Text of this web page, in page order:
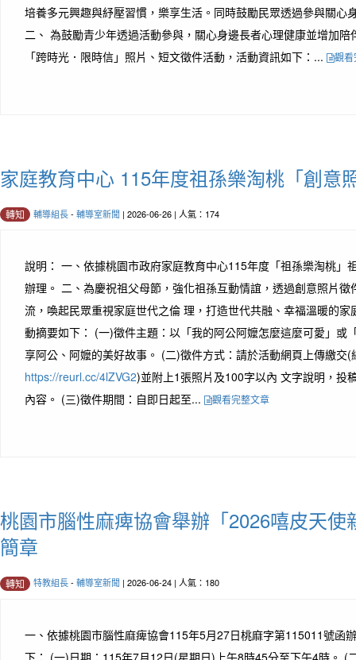
培養多元興趣與紓壓習慣，樂享生活。同時鼓勵民眾透過參與關心
二、 為鼓勵青少年透過活動參與，關心身邊長者心理健康並增加
「跨時光．限時信」照片、短文徵件活動，活動資訊如下：...
觀看
家庭教育中心 115年度祖孫樂淘桃「創意
轉知 輔導組長- 輔導室新聞 | 2026-06-26 | 人氣：174
說明： 一、依據桃園市政府家庭教育中心115年度「祖孫樂淘桃」
辦理。 二、為慶祝祖父母節，強化祖孫互動情誼，透過創意照片徵
流，喚起民眾重視家庭世代之倫 理，打造世代共融、幸福溫暖的家
動摘要如下： (一)徵件主題：以「我的阿公阿嬤怎麼這麼可愛」或
享阿公、阿嬤的美好故事。 (二)徵件方式：請於活動網頁上傳繳交(
https://reurl.cc/4lZVG2)並附上1張照片及100字以內 文字說明，投
內容。 (三)徵件期間：自即日起至...
觀看完整文章
桃園市腦性麻痺協會舉辦「2026嘻皮天使
簡章
轉知 特教組長- 輔導室新聞 | 2026-06-24 | 人氣：180
一、依據桃園市腦性麻痺協會115年5月27日桃麻字第115011號函
下： (一)日期：115年7月12日(星期日)上午8時45分至下午4時。 (